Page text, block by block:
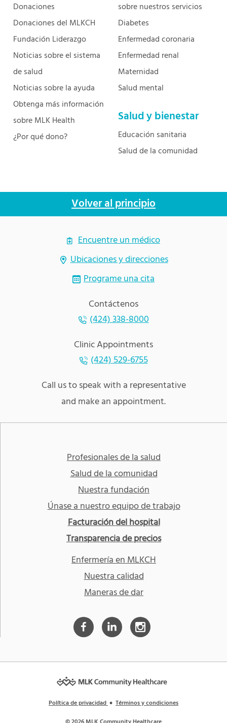
Donaciones
Donaciones del MLKCH
Fundación Liderazgo
Noticias sobre el sistema
de salud
Noticias sobre la ayuda
Obtenga más información
sobre MLK Health
¿Por qué dono?
sobre nuestros servicios
Diabetes
Enfermedad coronaria
Enfermedad renal
Maternidad
Salud mental
Salud y bienestar
Educación sanitaria
Salud de la comunidad
Volver al principio
Contáctenos
(424) 338-8000
Clinic Appointments
(424) 529-6755
Call us to speak with a representative
and make an appointment.
Encuentre un médico
Ubicaciones y direcciones
Programe una cita
Profesionales de la salud
Salud de la comunidad
Nuestra fundación
Únase a nuestro equipo de trabajo
Facturación del hospital
Transparencia de precios
Enfermería en MLKCH
Nuestra calidad
Maneras de dar
Política de privacidad
Términos y condiciones